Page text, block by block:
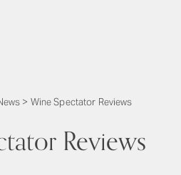
> Wine Spectator Reviews
Reviews